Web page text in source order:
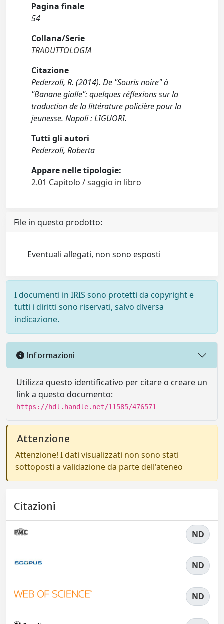
Pagina finale
54
Collana/Serie
TRADUTTOLOGIA
Citazione
Pederzoli, R. (2014). De "Souris noire" à
"Banane gialle": quelques réflexions sur la
traduction de la littérature policière pour la
jeunesse. Napoli : LIGUORI.
Tutti gli autori
Pederzoli, Roberta
Appare nelle tipologie:
2.01 Capitolo / saggio in libro
File in questo prodotto:
Eventuali allegati, non sono esposti
I documenti in IRIS sono protetti da copyright e
tutti i diritti sono riservati, salvo diversa
indicazione.
Informazioni
Utilizza questo identificativo per citare o creare un
link a questo documento:
https://hdl.handle.net/11585/476571
Attenzione
Attenzione! I dati visualizzati non sono stati
sottoposti a validazione da parte dell'ateneo
Citazioni
ND
ND
ND